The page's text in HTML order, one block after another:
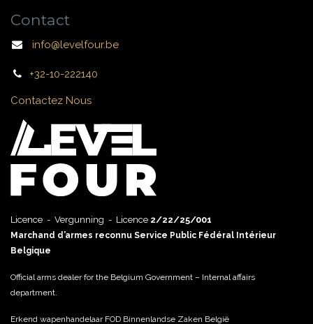
Contact
info@levelfour.be
+32-10-222140
Contactez Nous
Licence - Vergunning - Licence 2/22/25/001
Marchand d’armes reconnu Service Public Fédéral Intérieur
Belgique
Official arms dealer for the Belgium Government – Internal affairs
department.
Erkend wapenhandelaar FOD Binnenlandse Zaken België